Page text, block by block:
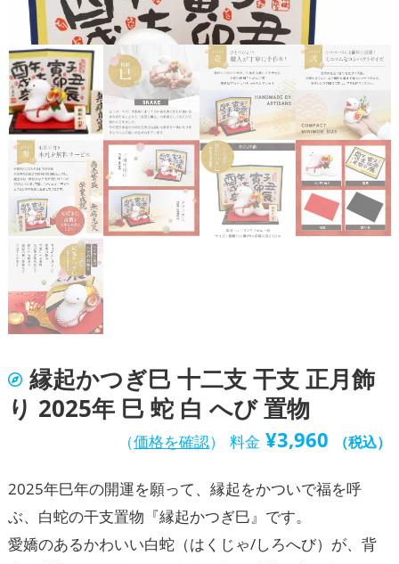
縁起かつぎ巳 十二支 干支 正月飾
り 2025年 巳 蛇 白 へび 置物
（価格を確認） 料金 ¥3,960 （税込）
2025年巳年の開運を願って、縁起をかついで福を呼
ぶ、白蛇の干支置物『縁起かつぎ巳』です。
愛嬌のあるかわいい白蛇（はくじゃ/しろへび）が、背